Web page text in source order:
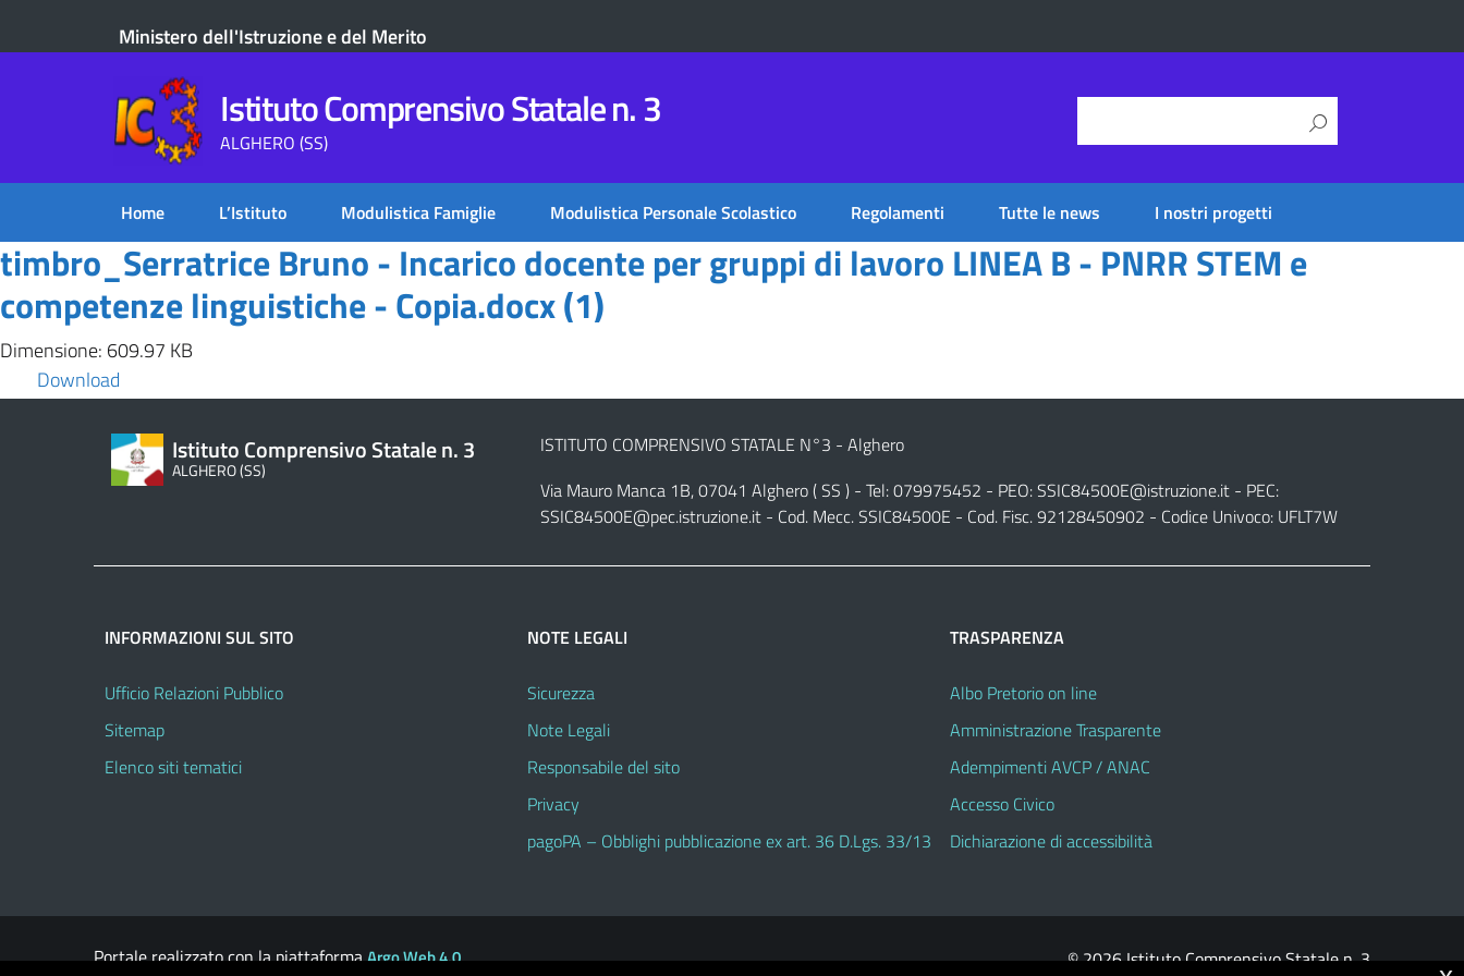
Ministero dell'Istruzione e del Merito
Istituto Comprensivo Statale n. 3
ALGHERO (SS)
Home L’Istituto Modulistica Famiglie Modulistica Personale Scolastico Regolamenti Tutte le news I nostri progetti
timbro_Serratrice Bruno - Incarico docente per gruppi di lavoro LINEA B - PNRR STEM e
competenze linguistiche - Copia.docx (1)
Dimensione: 609.97 KB
Download
Istituto Comprensivo Statale n. 3
ALGHERO (SS)
ISTITUTO COMPRENSIVO STATALE N°3 - Alghero
Via Mauro Manca 1B, 07041 Alghero ( SS ) - Tel: 079975452 - PEO:SSIC84500E@istruzione.it- PEC:
SSIC84500E@pec.istruzione.it- Cod. Mecc. SSIC84500E - Cod. Fisc. 92128450902 - Codice Univoco: UFLT7W
INFORMAZIONI SUL SITO
Ufficio Relazioni Pubblico
Sitemap
Elenco siti tematici
NOTE LEGALI
Sicurezza
Note Legali
Responsabile del sito
Privacy
pagoPA – Obblighi pubblicazione ex art. 36 D.Lgs. 33/13
TRASPARENZA
Albo Pretorio on line
Amministrazione Trasparente
Adempimenti AVCP / ANAC
Accesso Civico
Dichiarazione di accessibilità
Portale realizzato con la piattaformaArgo Web 4.0 © 2026 Istituto Comprensivo Statale n. 3